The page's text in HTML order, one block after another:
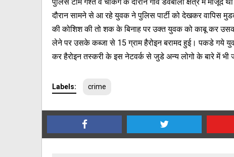
दौरान सामने से आ रहे युवक ने पुलिस पार्टी को देखकर वापिस
की कोशिश की तो शक के बिनाह पर उक्त युवक को काबू कर
लेने पर उसके कब्जा से 15 ग्राम हैरोइन बरामद हुई। पकडे गये
कर हैरोइन तस्करी के इस नेटवर्क से जुडे अन्य लोगो के बारे में भी
Labels: crime